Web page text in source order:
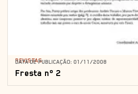
REVISTAS
DATA DE PUBLICAÇÃO: 01/11/2008
Fresta nº 2